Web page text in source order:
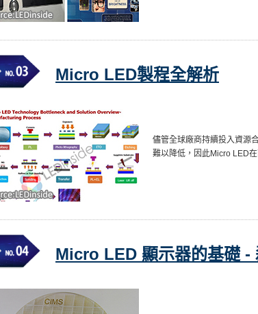
Micro LED製程全解析
儘管全球廠商持續投入資源
難以降低，因此Micro LED
Micro LED 顯示器的基礎 -